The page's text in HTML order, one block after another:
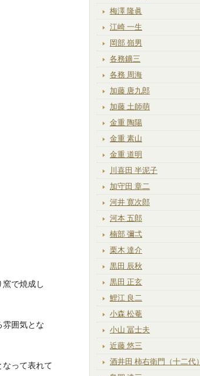
で焼成し
雰囲気とな
って表れて
梅澤 隆眞
江崎 一生
岡部 嶺男
各務鑛三
各務 周海
加藤 唐九郎
加藤 土師萌
金重 陶陽
金重 素山
金重 道明
川喜田 半泥子
加守田 章二
河井 寛次郎
河本 五郎
楠部 彌弌
栗木 達介
黒田 辰秋
黒田 正玄
鯉江 良二
小森 松菴
小山 冨士夫
近藤 悠三
酒井田 柿右衛門（十二代）